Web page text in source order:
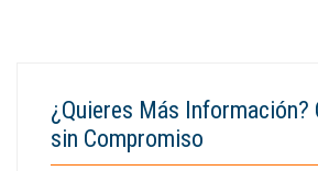
¿Quieres Más Información?
sin Compromiso